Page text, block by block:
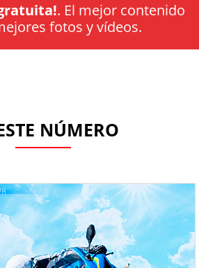
. El mejor contenido
fotos y vídeos.
NÚMERO